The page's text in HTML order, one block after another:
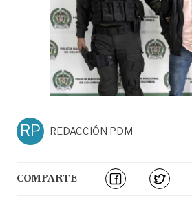
RP REDACCIÓN PDM
COMPARTE